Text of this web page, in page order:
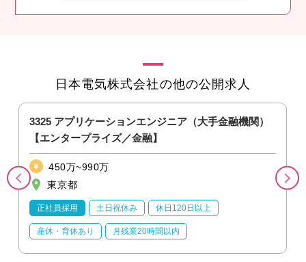
日本電気株式会社の他の公開求人
3325 アプリケーションエンジニア（大手金融機関）
【エンタープライズ／金融】
450万~990万
東京都
正社員採用 土日祝休み 休日120日以上
産休・育休あり 月残業20時間以内